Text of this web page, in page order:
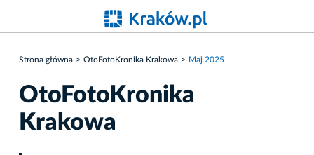
Strona główna OtoFotoKronika Krakowa Maj 2025
OtoFotoKronika
Krakowa